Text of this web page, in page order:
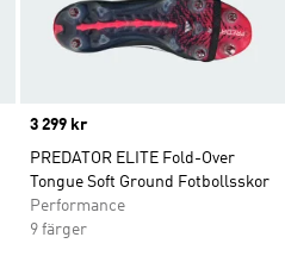
Price
3 299 kr
PREDATOR ELITE Fold-Over
Tongue Soft Ground Fotbollsskor
Performance
9 färger